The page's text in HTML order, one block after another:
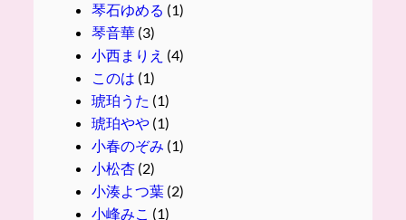
琴石ゆめる (1)
琴音華(3)
小西まりえ (4)
このは (1)
琥珀うた (1)
琥珀やや(1)
小春のぞみ (1)
小松杏(2)
小湊よつ葉(2)
小峰みこ (1)